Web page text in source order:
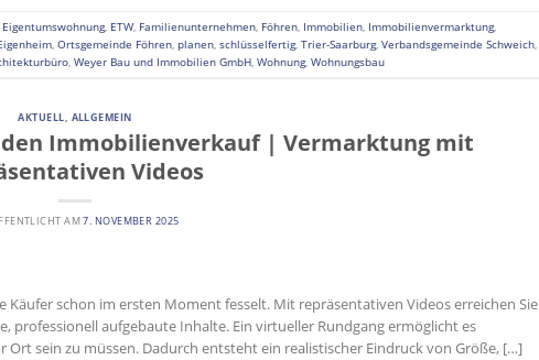
Eigentumswohnung, ETW, Familienunternehmen, Föhren, Immobilien, Immobilienvermarktung,
, Ortsgemeinde Föhren, planen, schlüsselfertig, Trier-Saarburg, Verbandsgemeinde Schweich,
, Weyer Bau und Immobilien GmbH, Wohnung, Wohnungsbau
AKTUELL, ALLGEMEIN
Immobilienverkauf | Vermarktung mit
Videos
AM7. NOVEMBER 2025
schon im ersten Moment fesselt. Mit repräsentativen Videos erreichen Sie
professionell aufgebaute Inhalte. Ein virtueller Rundgang ermöglicht es
sein zu müssen. Dadurch entsteht ein realistischer Eindruck von Größe, […]